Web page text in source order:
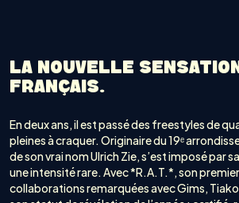
LA NOUVELLE
FRANÇAIS.
En deux ans, il est passé des freestyles de
pleines à craquer. Originaire du 19ᵉ
de son vrai nom Ulrich Zie, s’est imposé par
une intensité rare. Avec *R.A.T.*, son
collaborations remarquées avec Gims,